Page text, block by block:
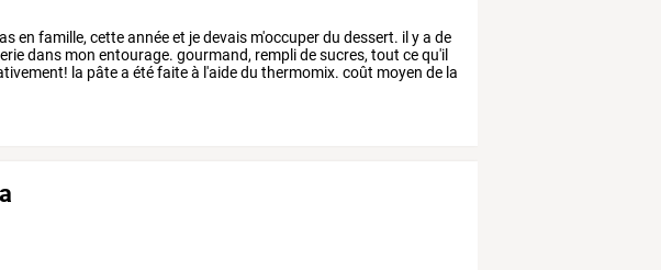
en famille, cetteannéeet jedevais m'occuperdu dessert. il ya de
dans mon entourage. gourmand, remplidesucres, tout cequ'il
la pâtea étéfaiteà l'aidedu thermomix. coût moyen de la